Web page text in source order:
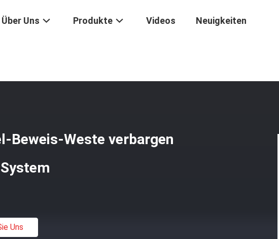
Über Uns Produkte Videos Neuigkeiten
Beweis-Weste verbargen
Uns